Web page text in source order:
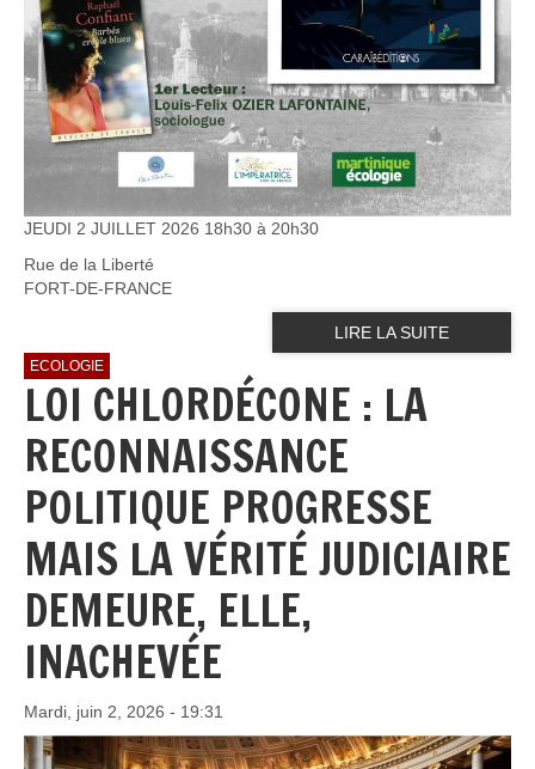
JEUDI 2 JUILLET 2026 18h30 à 20h30
Rue de la Liberté
FORT-DE-FRANCE
LIRE LA SUITE
ECOLOGIE
LOI CHLORDÉCONE : LA
RECONNAISSANCE
POLITIQUE PROGRESSE
MAIS LA VÉRITÉ JUDICIAIRE
DEMEURE, ELLE,
INACHEVÉE
Mardi, juin 2, 2026 - 19:31